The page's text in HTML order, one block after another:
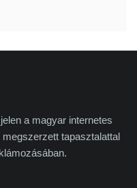
a magyar internetes
megszerzett tapasztalattal